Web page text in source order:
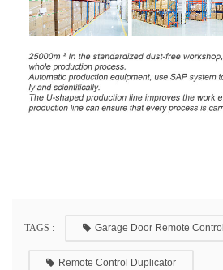
TAGS : Garage Door Remote Control
Remote Control Duplicator